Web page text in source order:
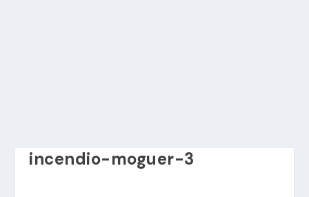
incendio-moguer-3